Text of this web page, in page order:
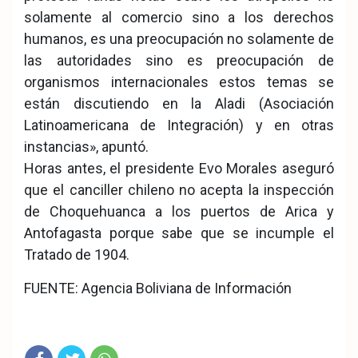
solamente al comercio sino a los derechos
humanos, es una preocupación no solamente de
las autoridades sino es preocupación de
organismos internacionales estos temas se
están discutiendo en la Aladi (Asociación
Latinoamericana de Integración) y en otras
instancias», apuntó.
Horas antes, el presidente Evo Morales aseguró
que el canciller chileno no acepta la inspección
de Choquehuanca a los puertos de Arica y
Antofagasta porque sabe que se incumple el
Tratado de 1904.
FUENTE: Agencia Boliviana de Información